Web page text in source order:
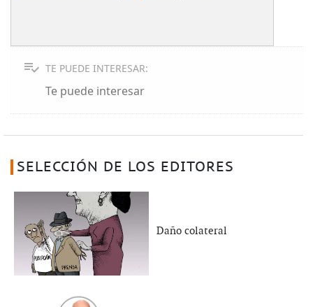
TE PUEDE INTERESAR:
Te puede interesar
SELECCIÓN DE LOS EDITORES
Daño colateral